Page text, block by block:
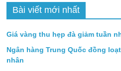
Bài viết mới nhất
Giá vàng thu hẹp đà giảm tuần
Ngân hàng Trung Quốc đồng
nhân